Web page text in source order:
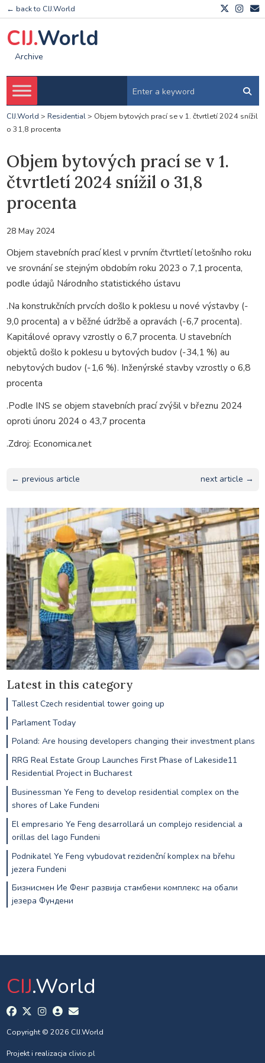
← back to CIJ.World
CIJ.World
Archive
CIJ.World > Residential> Objem bytových prací se v 1. čtvrtletí 2024 snížil
o 31,8 procenta
Objem bytových prací se v 1.
čtvrtletí 2024 snížil o 31,8
procenta
28 May 2024
Objem stavebních prací klesl v prvním čtvrtletí letošního roku
ve srovnání se stejným obdobím roku 2023 o 7,1 procenta,
podle údajů Národního statistického ústavu
.Na konstrukčních prvcích došlo k poklesu u nové výstavby (-
9,0 procenta) a v běžné údržbě a opravách (-6,7 procenta).
Kapitálové opravy vzrostly o 6,7 procenta. U stavebních
objektů došlo k poklesu u bytových budov (-34,1 %) au
nebytových budov (-1,6 %). Inženýrské stavby vzrostly o 6,8
procenta
.Podle INS se objem stavebních prací zvýšil v březnu 2024
oproti únoru 2024 o 43,7 procenta
.Zdroj: Economica.net
← previous article next article →
Latest in this category
Tallest Czech residential tower going up
Parlament Today
Poland: Are housing developers changing their investment plans
RRG Real Estate Group Launches First Phase of Lakeside11
Residential Project in Bucharest
Businessman Ye Feng to develop residential complex on the
shores of Lake Fundeni
El empresario Ye Feng desarrollará un complejo residencial a
orillas del lago Fundeni
Podnikatel Ye Feng vybudovat rezidenční komplex na břehu
jezera Fundeni
Бизнисмен Ие Фенг развија стамбени комплекс на обали
језера Фундени
CIJ.World
Copyright © 2026 CIJ.World
Projekt i realizacja clivio.pl